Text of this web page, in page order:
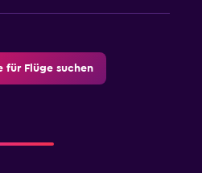
für Flüge suchen